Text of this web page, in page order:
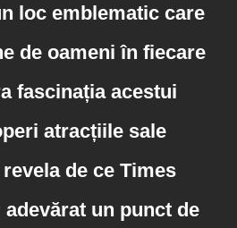
loc emblematic care
de oameni în fiecare
fascinația acestui
atracțiile sale
de ce Times
un punct de